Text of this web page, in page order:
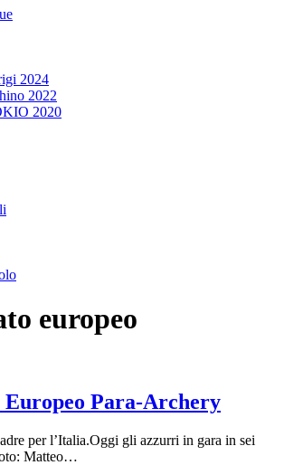
2024
2022
2020
europeo
Europeo Para-Archery
per l’Italia.Oggi gli azzurri in gara in sei
Matteo…